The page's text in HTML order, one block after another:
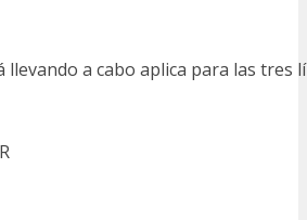
llevando a cabo aplica para las tres